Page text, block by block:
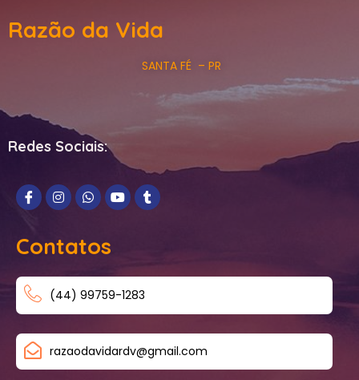
Razão da Vida
SANTA FÉ – PR
Redes Sociais:
Contatos
(44) 99759-1283
razaodavidardv@gmail.com